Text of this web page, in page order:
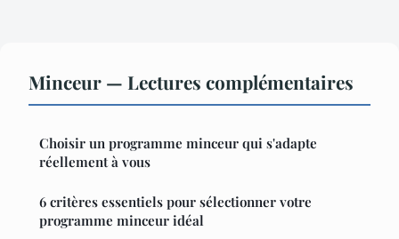
Minceur — Lectures complémentaires
Choisir un programme minceur qui s'adapte
réellement à vous
6 critères essentiels pour sélectionner votre
programme minceur idéal